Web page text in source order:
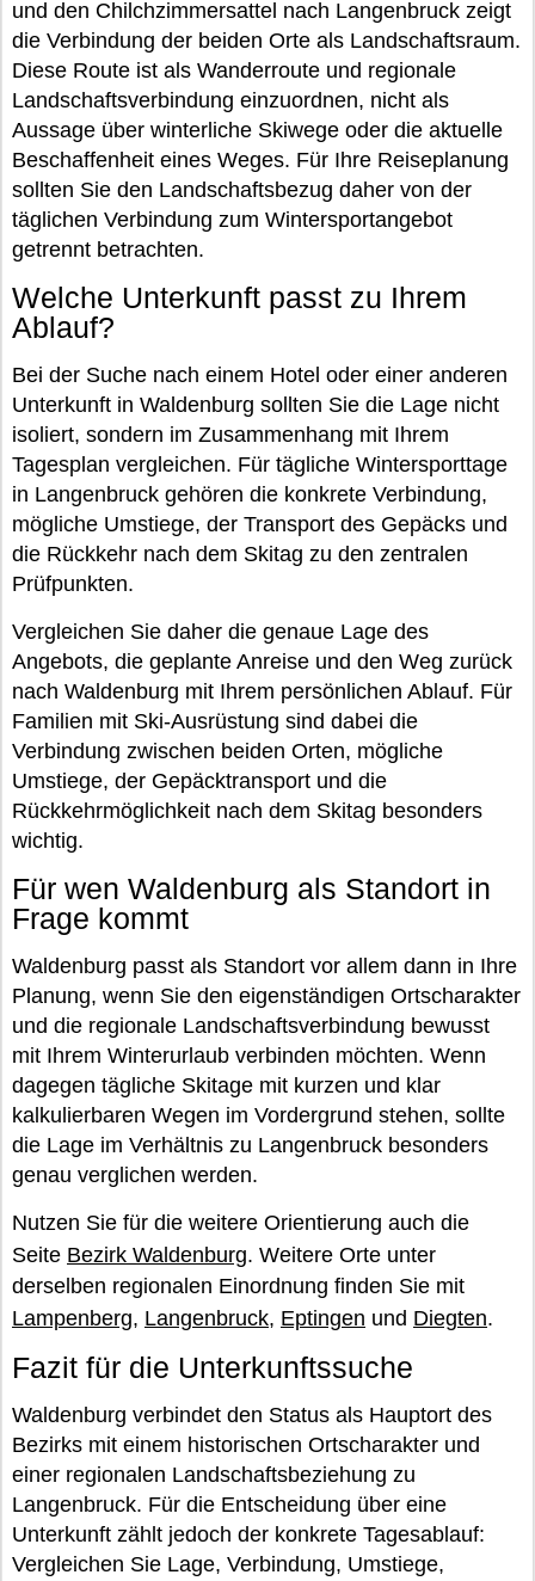
und den Chilchzimmersattel nach Langenbruck zeigt
die Verbindung der beiden Orte als Landschaftsraum.
Diese Route ist als Wanderroute und regionale
Landschaftsverbindung einzuordnen, nicht als
Aussage über winterliche Skiwege oder die aktuelle
Beschaffenheit eines Weges. Für Ihre Reiseplanung
sollten Sie den Landschaftsbezug daher von der
täglichen Verbindung zum Wintersportangebot
getrennt betrachten.
Welche Unterkunft passt zu Ihrem
Ablauf?
Bei der Suche nach einem Hotel oder einer anderen
Unterkunft in Waldenburg sollten Sie die Lage nicht
isoliert, sondern im Zusammenhang mit Ihrem
Tagesplan vergleichen. Für tägliche Wintersporttage
in Langenbruck gehören die konkrete Verbindung,
mögliche Umstiege, der Transport des Gepäcks und
die Rückkehr nach dem Skitag zu den zentralen
Prüfpunkten.
Vergleichen Sie daher die genaue Lage des
Angebots, die geplante Anreise und den Weg zurück
nach Waldenburg mit Ihrem persönlichen Ablauf. Für
Familien mit Ski-Ausrüstung sind dabei die
Verbindung zwischen beiden Orten, mögliche
Umstiege, der Gepäcktransport und die
Rückkehrmöglichkeit nach dem Skitag besonders
wichtig.
Für wen Waldenburg als Standort in
Frage kommt
Waldenburg passt als Standort vor allem dann in Ihre
Planung, wenn Sie den eigenständigen Ortscharakter
und die regionale Landschaftsverbindung bewusst
mit Ihrem Winterurlaub verbinden möchten. Wenn
dagegen tägliche Skitage mit kurzen und klar
kalkulierbaren Wegen im Vordergrund stehen, sollte
die Lage im Verhältnis zu Langenbruck besonders
genau verglichen werden.
Nutzen Sie für die weitere Orientierung auch die
Seite Bezirk Waldenburg. Weitere Orte unter
derselben regionalen Einordnung finden Sie mit
Lampenberg, Langenbruck, Eptingen und Diegten.
Fazit für die Unterkunftssuche
Waldenburg verbindet den Status als Hauptort des
Bezirks mit einem historischen Ortscharakter und
einer regionalen Landschaftsbeziehung zu
Langenbruck. Für die Entscheidung über eine
Unterkunft zählt jedoch der konkrete Tagesablauf:
Vergleichen Sie Lage, Verbindung, Umstiege,